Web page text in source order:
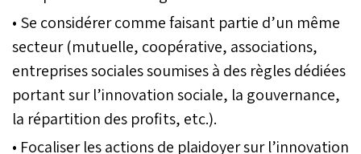
• Se considérer comme faisant partie d’un même
secteur (mutuelle, coopérative, associations,
entreprises sociales soumises à des règles dédiées
portant sur l’innovation sociale, la gouvernance,
la répartition des profits, etc.).
• Focaliser les actions de plaidoyer sur l’innovation